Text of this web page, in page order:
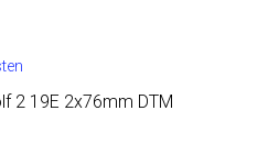
2 19E 2x76mm DTM